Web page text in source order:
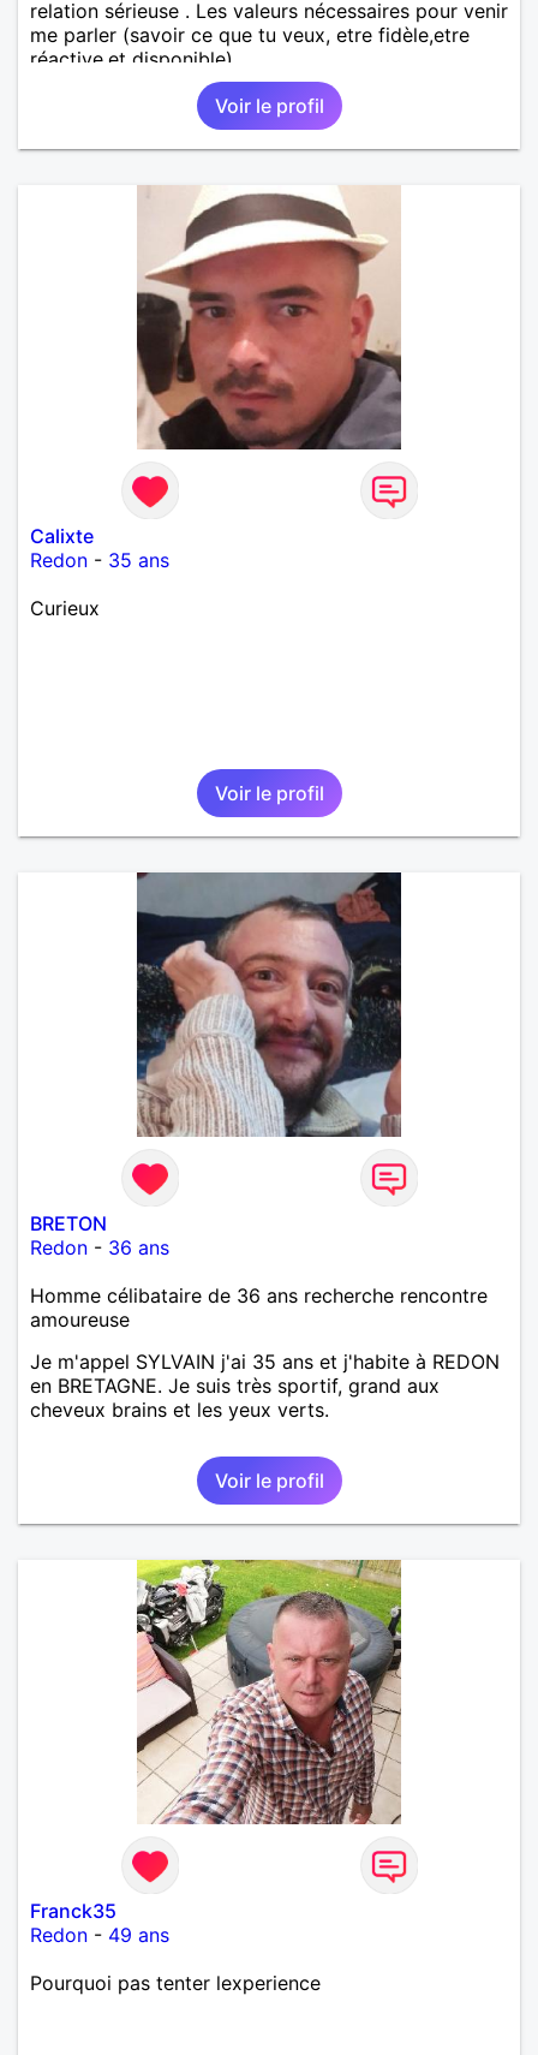
relation sérieuse . Les valeurs nécessaires pour venir
me parler (savoir ce que tu veux, etre fidèle,etre
réactive,et disponible)
Voir le profil
Calixte
Redon - 35 ans
Curieux
Voir le profil
BRETON
Redon - 36 ans
Homme célibataire de 36 ans recherche rencontre
amoureuse
Je m'appel SYLVAIN j'ai 35 ans et j'habite à REDON
en BRETAGNE. Je suis très sportif, grand aux
cheveux brains et les yeux verts.
Voir le profil
Franck35
Redon - 49 ans
Pourquoi pas tenter lexperience